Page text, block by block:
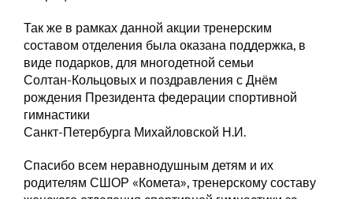
Так же в рамках данной акции тренерским
составом отделения была оказана поддержка, в
виде подарков, для многодетной семьи
Солтан-Кольцовых и поздравления с Днём
рождения Президента федерации спортивной
гимнастики
Санкт-Петербурга Михайловской Н.И.
Спасибо всем неравнодушным детям и их
родителям СШОР «Комета», тренерскому составу